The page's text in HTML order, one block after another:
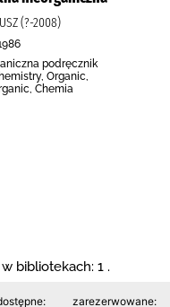
(?-2008)
podręcznik
Organic,
Chemia
bibliotekach: 1 .
zarezerwowane: